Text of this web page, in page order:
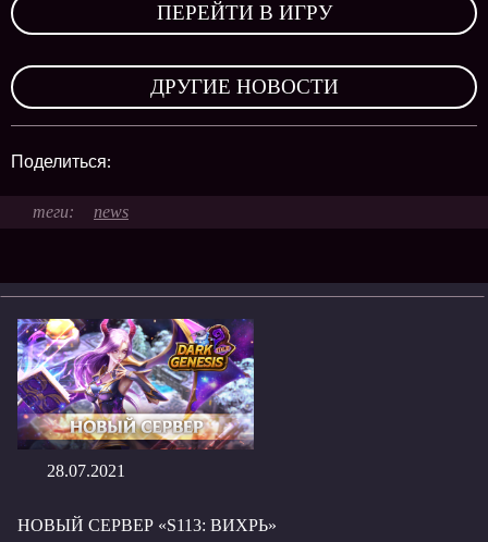
ПЕРЕЙТИ В ИГРУ
ДРУГИЕ НОВОСТИ
Поделиться:
news
28.07.2021
НОВЫЙ СЕРВЕР «S113: ВИХРЬ»